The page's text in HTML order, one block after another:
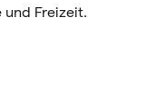
Freizeit.